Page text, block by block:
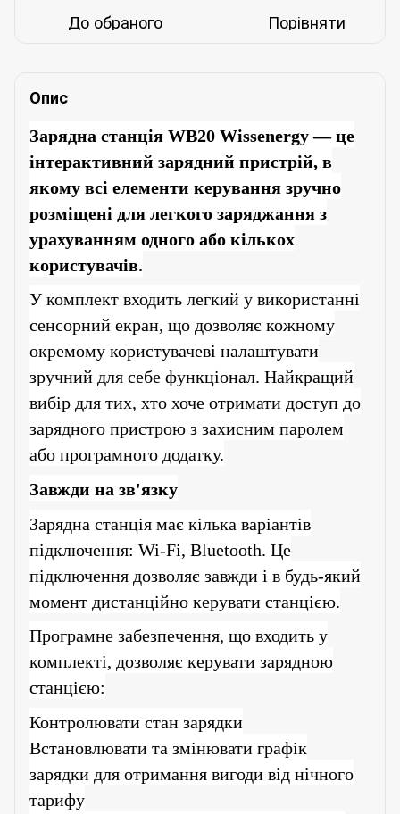
До обраного Порівняти
Опис
Зарядна станція WB20 Wissenergy — це
інтерактивний зарядний пристрій, в
якому всі елементи керування зручно
розміщені для легкого заряджання з
урахуванням одного або кількох
користувачів.
У комплект входить легкий у використанні
сенсорний екран, що дозволяє кожному
окремому користувачеві налаштувати
зручний для себе функціонал. Найкращий
вибір для тих, хто хоче отримати доступ до
зарядного пристрою з захисним паролем
або програмного додатку.
Завжди на зв'язку
Зарядна станція має кілька варіантів
підключення: Wi-Fi, Bluetooth. Це
підключення дозволяє завжди і в будь-який
момент дистанційно керувати станцією.
Програмне забезпечення, що входить у
комплекті, дозволяє керувати зарядною
станцією:
Контролювати стан зарядки
Встановлювати та змінювати графік
зарядки для отримання вигоди від нічного
тарифу